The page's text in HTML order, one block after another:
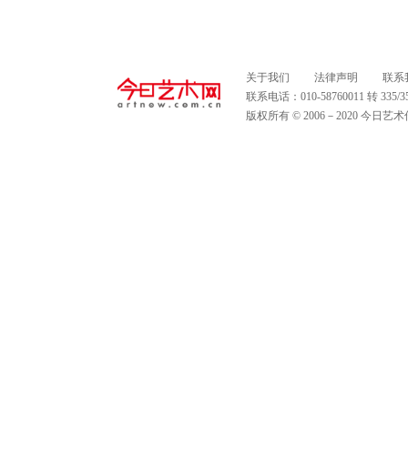
关于我们 法律声明
联系
联系电话：010-58760011 转
版权所有 © 2006－2020 今日艺